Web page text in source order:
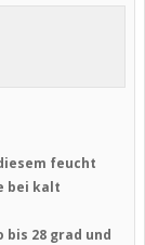
feucht
bei kalt
28 grad und